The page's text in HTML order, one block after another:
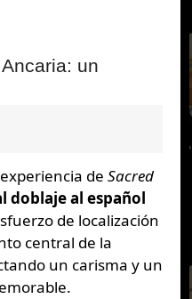
un
de Sacred
doblaje al español
de localización
central de la
un carisma y un